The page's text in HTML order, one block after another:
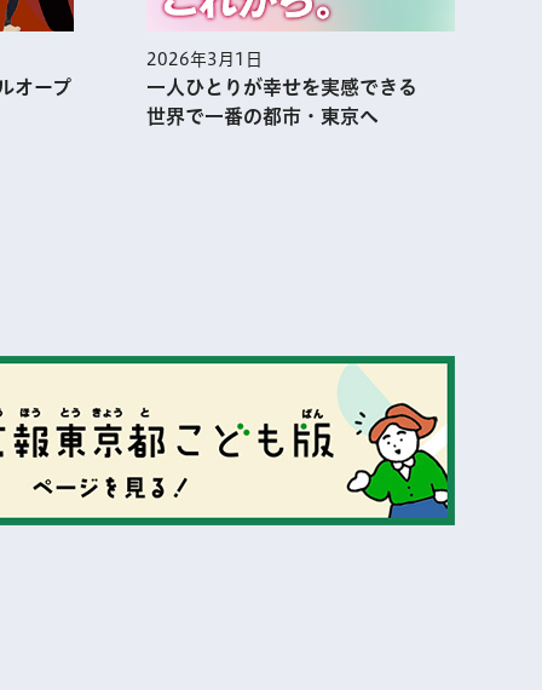
オープ
2026年3月1日
一人ひとりが幸せを実感できる
世界で一番の都市・東京へ